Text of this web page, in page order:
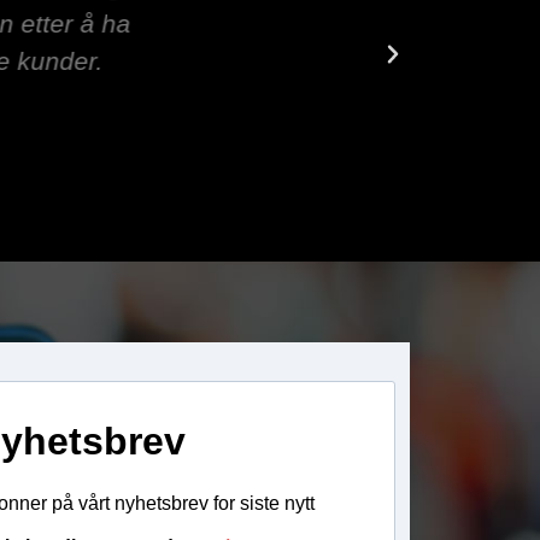
telefoni,
på vårt nyhetsbrev for siste nytt